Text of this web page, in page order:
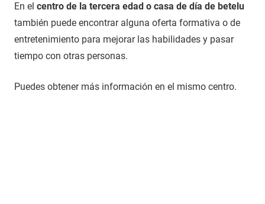
En el centro de la tercera edad o casa de día de betelu
también puede encontrar alguna oferta formativa o de
entretenimiento para mejorar las habilidades y pasar
tiempo con otras personas.
Puedes obtener más información en el mismo centro.